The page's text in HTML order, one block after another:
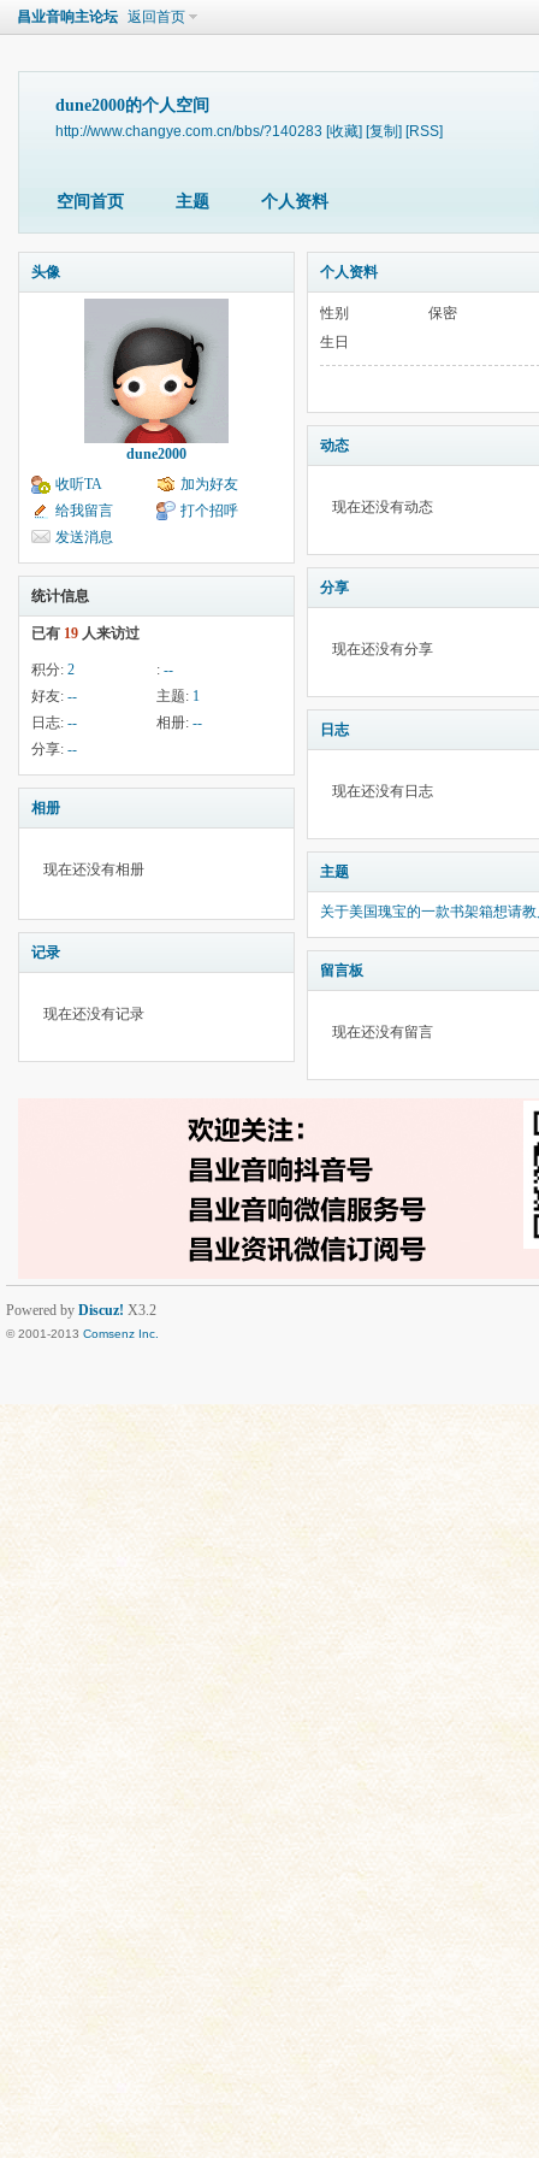
昌业音响主论坛 返回首页
dune2000的个人空间
http://www.changye.com.cn/bbs/?140283 [收藏] [复制] [RSS]
空间首页 主题 个人资料
头像
dune2000
收听TA
加为好友
给我留言
打个招呼
发送消息
统计信息
已有 19 人来访过
积分: 2 : --
好友: -- 主题: 1
日志: -- 相册: --
分享: --
相册
现在还没有相册
记录
现在还没有记录
个人资料
性别
保密
生日
动态
现在还没有动态
分享
现在还没有分享
日志
现在还没有日志
主题
关于美国瑰宝的一款书架箱想请
留言板
现在还没有留言
Powered by Discuz! X3.2
© 2001-2013 Comsenz Inc.